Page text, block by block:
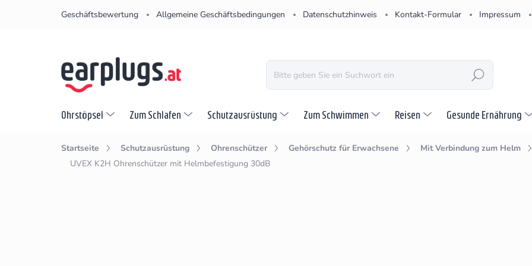
Geschäftsbewertung Allgemeine Geschäftsbedingungen Datenschutzhinweis Kontakt-Formular Impressum
SUCHEN
Ohrstöpsel Zum Schlafen Schutzausrüstung Zum Schwimmen Reisen Gesunde Ernährung
Startseite Schutzausrüstung Ohrenschützer Gehörschutz für Erwachsene
Mit Verbindung zum Helm
UVEX K2H Ohrenschützer mit Helmbefestigung 30dB